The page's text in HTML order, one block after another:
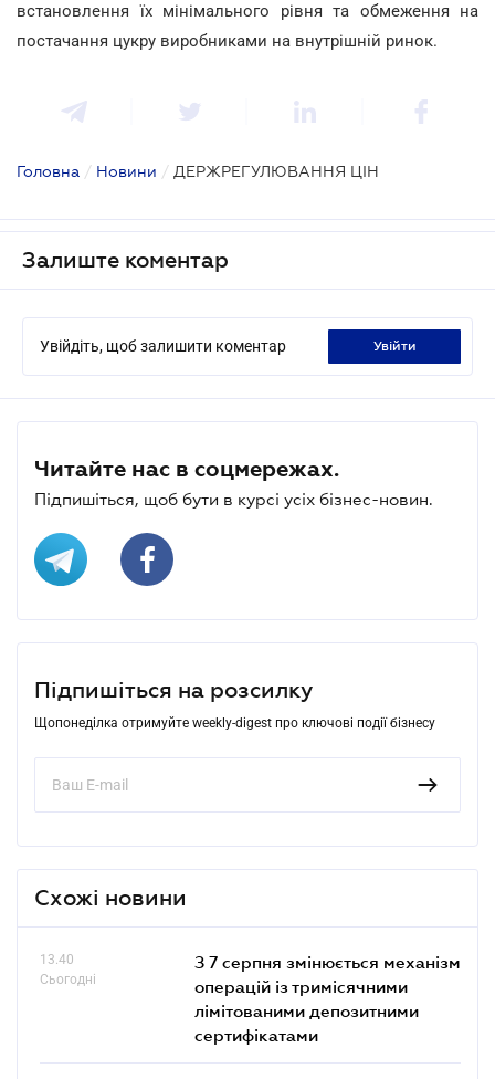
встановлення їх мінімального рівня та обмеження на
постачання цукру виробниками на внутрішній ринок.
Головна / Новини / ДЕРЖРЕГУЛЮВАННЯ ЦІН
Залиште коментар
Увійдіть, щоб залишити коментар увійти
Читайте нас в соцмережах.
Підпишіться, щоб бути в курсі усіх бізнес-новин.
Підпишіться на розсилку
Щопонеділка отримуйте weekly-digest про ключові події бізнесу
Схожі новини
13.40
Сьогодні
З 7 серпня змінюється механізм
операцій із тримісячними
лімітованими депозитними
сертифікатами